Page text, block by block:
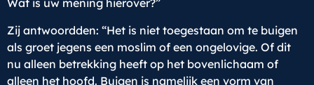
Wat is uw mening hierover?”
Zij antwoordden: “Het is niet toegestaan om te buigen
als groet jegens een moslim of een ongelovige. Of dit
nu alleen betrekking heeft op het bovenlichaam of
alleen het hoofd. Buigen is namelijk een vorm van